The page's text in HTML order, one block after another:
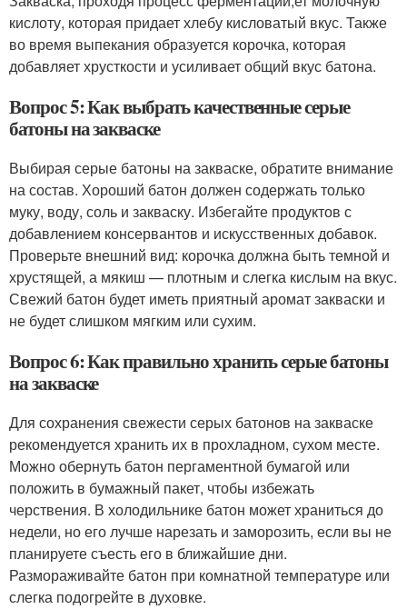
кислоту, которая придает хлебу кисловатый вкус. Также
во время выпекания образуется корочка, которая
добавляет хрусткости и усиливает общий вкус батона.
Вопрос 5: Как выбрать качественные серые
батоны на закваске
Выбирая серые батоны на закваске, обратите внимание
на состав. Хороший батон должен содержать только
муку, воду, соль и закваску. Избегайте продуктов с
добавлением консервантов и искусственных добавок.
Проверьте внешний вид: корочка должна быть темной и
хрустящей, а мякиш — плотным и слегка кислым на вкус.
Свежий батон будет иметь приятный аромат закваски и
не будет слишком мягким или сухим.
Вопрос 6: Как правильно хранить серые батоны
на закваске
Для сохранения свежести серых батонов на закваске
рекомендуется хранить их в прохладном, сухом месте.
Можно обернуть батон пергаментной бумагой или
положить в бумажный пакет, чтобы избежать
черствения. В холодильнике батон может храниться до
недели, но его лучше нарезать и заморозить, если вы не
планируете съесть его в ближайшие дни.
Размораживайте батон при комнатной температуре или
слегка подогрейте в духовке.